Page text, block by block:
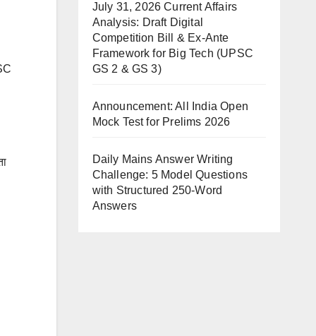
July 31, 2026 Current Affairs
Analysis: Draft Digital
Competition Bill & Ex-Ante
Framework for Big Tech (UPSC
GS 2 & GS 3)
Announcement: All India Open
Mock Test for Prelims 2026
Daily Mains Answer Writing
Challenge: 5 Model Questions
with Structured 250-Word
Answers